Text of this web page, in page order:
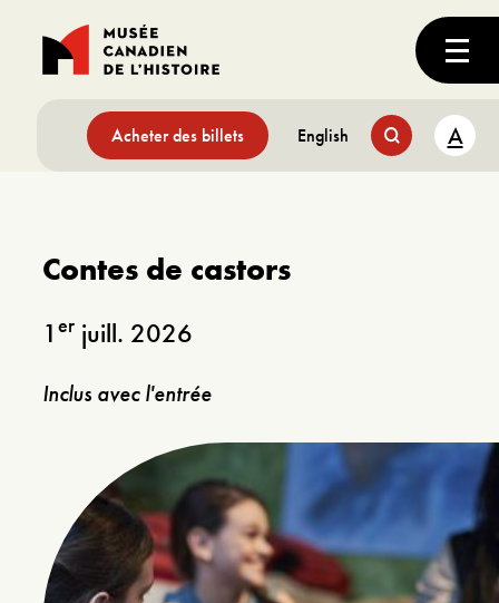
Acheter des billets English A
Contes de castors
1 er juill. 2026
Inclus avec l'entrée